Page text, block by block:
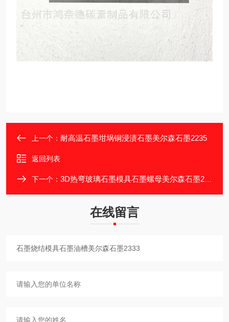
上一个： 耐高温石墨坩埚铜浸渍石墨美尔森石墨2235
返回列表
下一个： 3D热弯玻璃石墨模具石墨螺母美尔森石墨2305
在线留言